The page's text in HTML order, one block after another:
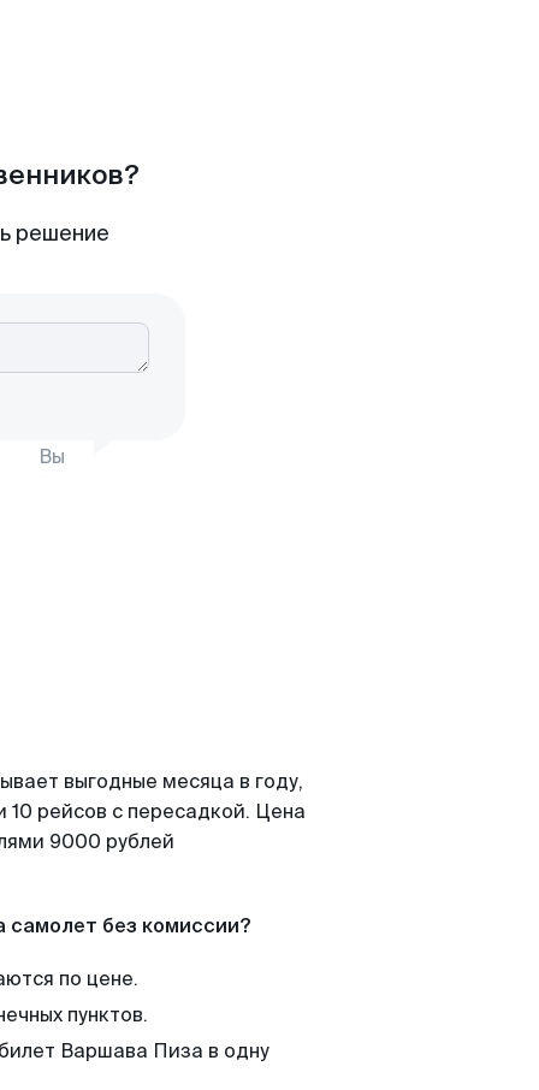
решение
Вы
выгодные месяца в году,
рейсов с пересадкой. Цена
9000 рублей
самолет без комиссии?
по цене.
пунктов.
Варшава Пиза в одну